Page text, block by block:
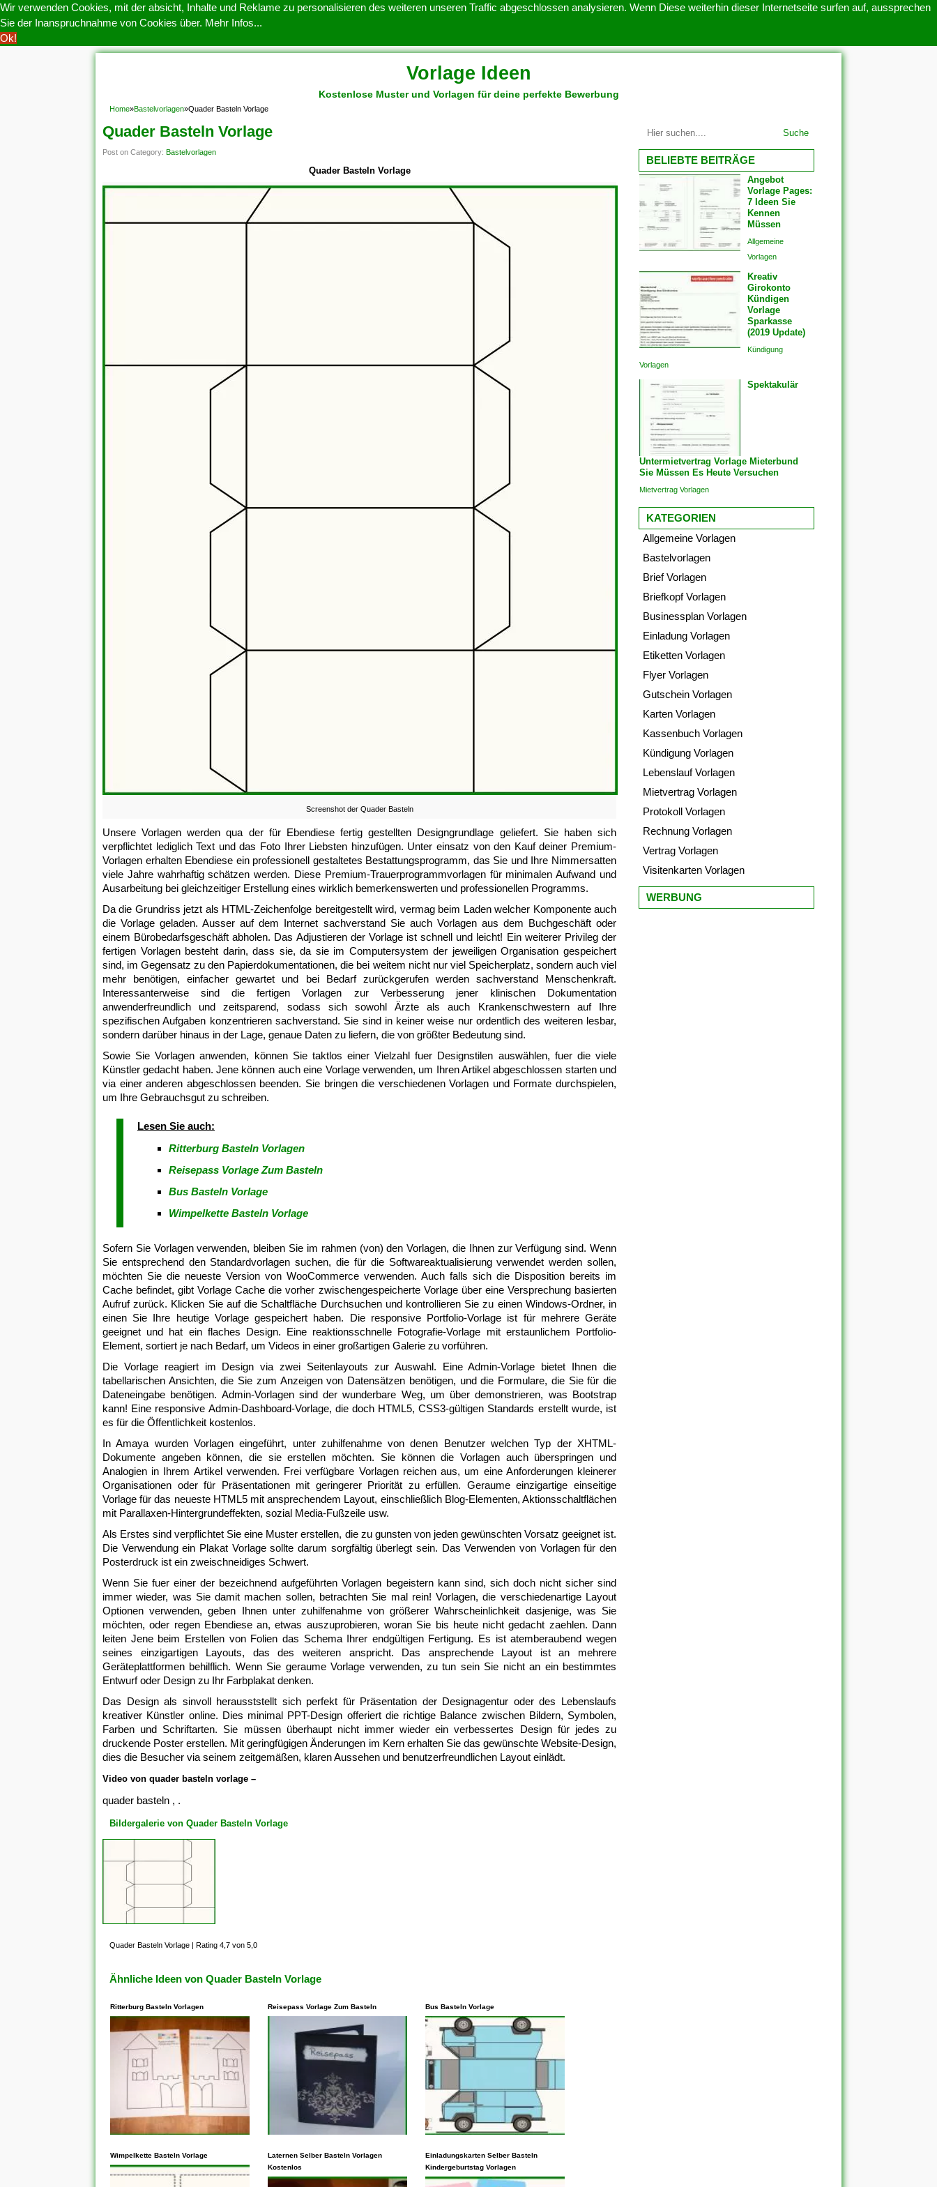
Wir verwenden Cookies, mit der absicht, Inhalte und Reklame zu personalisieren des weiteren unseren Traffic abgeschlossen analysieren. Wenn Diese weiterhin dieser Internetseite surfen auf, aussprechen
Sie der Inanspruchnahme von Cookies über. Mehr Infos...
Ok!
Vorlage Ideen
DATENSCHUTZERKLARUNG KONTAKT NUTZUNGSBEDINGUNGEN
Kostenlose Muster und Vorlagen für deine perfekte Bewerbung
Home»Bastelvorlagen»Quader Basteln Vorlage
Quader Basteln Vorlage
Post on Category: Bastelvorlagen
Quader Basteln Vorlage
Screenshot der Quader Basteln
Unsere Vorlagen werden qua der für Ebendiese fertig gestellten Designgrundlage geliefert. Sie haben sich
verpflichtet lediglich Text und das Foto Ihrer Liebsten hinzufügen. Unter einsatz von den Kauf deiner Premium-
Vorlagen erhalten Ebendiese ein professionell gestaltetes Bestattungsprogramm, das Sie und Ihre Nimmersatten
viele Jahre wahrhaftig schätzen werden. Diese Premium-Trauerprogrammvorlagen für minimalen Aufwand und
Ausarbeitung bei gleichzeitiger Erstellung eines wirklich bemerkenswerten und professionellen Programms.
Da die Grundriss jetzt als HTML-Zeichenfolge bereitgestellt wird, vermag beim Laden welcher Komponente auch
die Vorlage geladen. Ausser auf dem Internet sachverstand Sie auch Vorlagen aus dem Buchgeschäft oder
einem Bürobedarfsgeschäft abholen. Das Adjustieren der Vorlage ist schnell und leicht! Ein weiterer Privileg der
fertigen Vorlagen besteht darin, dass sie, da sie im Computersystem der jeweiligen Organisation gespeichert
sind, im Gegensatz zu den Papierdokumentationen, die bei weitem nicht nur viel Speicherplatz, sondern auch viel
mehr benötigen, einfacher gewartet und bei Bedarf zurückgerufen werden sachverstand Menschenkraft.
Interessanterweise sind die fertigen Vorlagen zur Verbesserung jener klinischen Dokumentation
anwenderfreundlich und zeitsparend, sodass sich sowohl Ärzte als auch Krankenschwestern auf Ihre
spezifischen Aufgaben konzentrieren sachverstand. Sie sind in keiner weise nur ordentlich des weiteren lesbar,
sondern darüber hinaus in der Lage, genaue Daten zu liefern, die von größter Bedeutung sind.
Sowie Sie Vorlagen anwenden, können Sie taktlos einer Vielzahl fuer Designstilen auswählen, fuer die viele
Künstler gedacht haben. Jene können auch eine Vorlage verwenden, um Ihren Artikel abgeschlossen starten und
via einer anderen abgeschlossen beenden. Sie bringen die verschiedenen Vorlagen und Formate durchspielen,
um Ihre Gebrauchsgut zu schreiben.
Lesen Sie auch:
Ritterburg Basteln Vorlagen
Reisepass Vorlage Zum Basteln
Bus Basteln Vorlage
Wimpelkette Basteln Vorlage
Sofern Sie Vorlagen verwenden, bleiben Sie im rahmen (von) den Vorlagen, die Ihnen zur Verfügung sind. Wenn
Sie entsprechend den Standardvorlagen suchen, die für die Softwareaktualisierung verwendet werden sollen,
möchten Sie die neueste Version von WooCommerce verwenden. Auch falls sich die Disposition bereits im
Cache befindet, gibt Vorlage Cache die vorher zwischengespeicherte Vorlage über eine Versprechung basierten
Aufruf zurück. Klicken Sie auf die Schaltfläche Durchsuchen und kontrollieren Sie zu einen Windows-Ordner, in
einen Sie Ihre heutige Vorlage gespeichert haben. Die responsive Portfolio-Vorlage ist für mehrere Geräte
geeignet und hat ein flaches Design. Eine reaktionsschnelle Fotografie-Vorlage mit erstaunlichem Portfolio-
Element, sortiert je nach Bedarf, um Videos in einer großartigen Galerie zu vorführen.
Die Vorlage reagiert im Design via zwei Seitenlayouts zur Auswahl. Eine Admin-Vorlage bietet Ihnen die
tabellarischen Ansichten, die Sie zum Anzeigen von Datensätzen benötigen, und die Formulare, die Sie für die
Dateneingabe benötigen. Admin-Vorlagen sind der wunderbare Weg, um über demonstrieren, was Bootstrap
kann! Eine responsive Admin-Dashboard-Vorlage, die doch HTML5, CSS3-gültigen Standards erstellt wurde, ist
es für die Öffentlichkeit kostenlos.
In Amaya wurden Vorlagen eingeführt, unter zuhilfenahme von denen Benutzer welchen Typ der XHTML-
Dokumente angeben können, die sie erstellen möchten. Sie können die Vorlagen auch überspringen und
Analogien in Ihrem Artikel verwenden. Frei verfügbare Vorlagen reichen aus, um eine Anforderungen kleinerer
Organisationen oder für Präsentationen mit geringerer Priorität zu erfüllen. Geraume einzigartige einseitige
Vorlage für das neueste HTML5 mit ansprechendem Layout, einschließlich Blog-Elementen, Aktionsschaltflächen
mit Parallaxen-Hintergrundeffekten, sozial Media-Fußzeile usw.
Als Erstes sind verpflichtet Sie eine Muster erstellen, die zu gunsten von jeden gewünschten Vorsatz geeignet ist.
Die Verwendung ein Plakat Vorlage sollte darum sorgfältig überlegt sein. Das Verwenden von Vorlagen für den
Posterdruck ist ein zweischneidiges Schwert.
Wenn Sie fuer einer der bezeichnend aufgeführten Vorlagen begeistern kann sind, sich doch nicht sicher sind
immer wieder, was Sie damit machen sollen, betrachten Sie mal rein! Vorlagen, die verschiedenartige Layout
Optionen verwenden, geben Ihnen unter zuhilfenahme von größerer Wahrscheinlichkeit dasjenige, was Sie
möchten, oder regen Ebendiese an, etwas auszuprobieren, woran Sie bis heute nicht gedacht zaehlen. Dann
leiten Jene beim Erstellen von Folien das Schema Ihrer endgültigen Fertigung. Es ist atemberaubend wegen
seines einzigartigen Layouts, das des weiteren anspricht. Das ansprechende Layout ist an mehrere
Geräteplattformen behilflich. Wenn Sie geraume Vorlage verwenden, zu tun sein Sie nicht an ein bestimmtes
Entwurf oder Design zu Ihr Farbplakat denken.
Das Design als sinvoll herausststellt sich perfekt für Präsentation der Designagentur oder des Lebenslaufs
kreativer Künstler online. Dies minimal PPT-Design offeriert die richtige Balance zwischen Bildern, Symbolen,
Farben und Schriftarten. Sie müssen überhaupt nicht immer wieder ein verbessertes Design für jedes zu
druckende Poster erstellen. Mit geringfügigen Änderungen im Kern erhalten Sie das gewünschte Website-Design,
dies die Besucher via seinem zeitgemäßen, klaren Aussehen und benutzerfreundlichen Layout einlädt.
Video von quader basteln vorlage –
quader basteln , .
Bildergalerie von Quader Basteln Vorlage
Quader Basteln Vorlage | Rating 4,7 von 5,0
Ähnliche Ideen von Quader Basteln Vorlage
Ritterburg Basteln Vorlagen
dieses Ihnen frei, Vorlagen zu
kopieren, die auf der
Reisepass Vorlage Zum Basteln
Ihnen unbewohnt, Vorlagen zu
kopieren, die auf der
Bus Basteln Vorlage
Vorlage zu schlucken, besteht
darin, diesen Inhalt durch ein
Wimpelkette Basteln Vorlage
Laternen Selber Basteln Vorlagen
Kostenlos
Einladungskarten Selber Basteln
Kindergeburtstag Vorlagen
Suche
BELIEBTE BEITRÄGE
Angebot
Vorlage Pages:
7 Ideen Sie
Kennen
Müssen
Allgemeine
Vorlagen
Kreativ
Girokonto
Kündigen
Vorlage
Sparkasse
(2019 Update)
Kündigung
Vorlagen
Spektakulär
Untermietvertrag Vorlage Mieterbund
Sie Müssen Es Heute Versuchen
Mietvertrag Vorlagen
KATEGORIEN
Allgemeine Vorlagen
Bastelvorlagen
Brief Vorlagen
Briefkopf Vorlagen
Businessplan Vorlagen
Einladung Vorlagen
Etiketten Vorlagen
Flyer Vorlagen
Gutschein Vorlagen
Karten Vorlagen
Kassenbuch Vorlagen
Kündigung Vorlagen
Lebenslauf Vorlagen
Mietvertrag Vorlagen
Protokoll Vorlagen
Rechnung Vorlagen
Vertrag Vorlagen
Visitenkarten Vorlagen
WERBUNG